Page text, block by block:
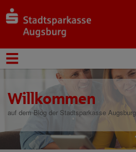
Willkommen
auf dem Blog der Stadtsparkasse Augsburg